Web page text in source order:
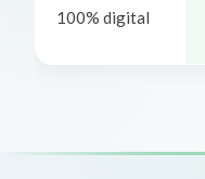
100% digital